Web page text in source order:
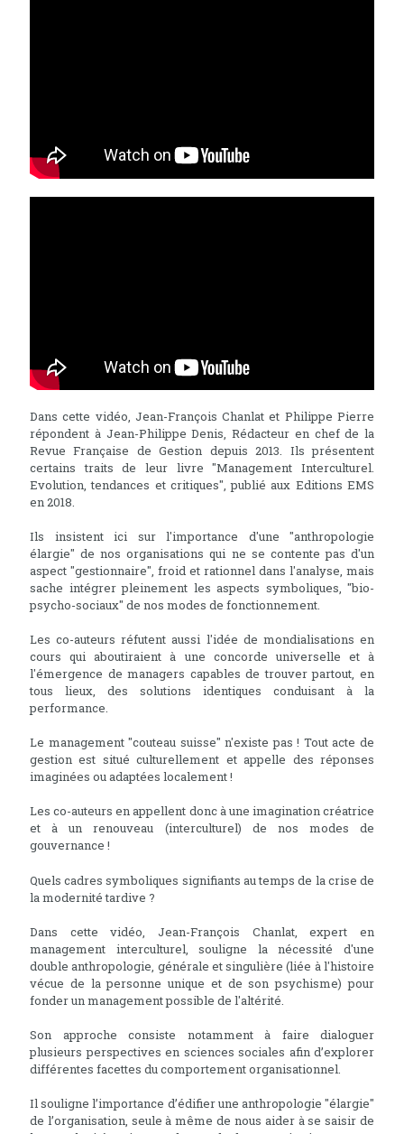
Dans cette vidéo, Jean-François Chanlat et Philippe Pierre
répondent à Jean-Philippe Denis, Rédacteur en chef de la
Revue Française de Gestion depuis 2013. Ils présentent
certains traits de leur livre "Management Interculturel.
Evolution, tendances et critiques", publié aux Editions EMS
en 2018.
Ils insistent ici sur l'importance d'une "anthropologie
élargie" de nos organisations qui ne se contente pas d'un
aspect "gestionnaire", froid et rationnel dans l'analyse, mais
sache intégrer pleinement les aspects symboliques, "bio-
psycho-sociaux" de nos modes de fonctionnement.
Les co-auteurs réfutent aussi l'idée de mondialisations en
cours qui aboutiraient à une concorde universelle et à
l'émergence de managers capables de trouver partout, en
tous lieux, des solutions identiques conduisant à la
performance.
Le management "couteau suisse" n'existe pas ! Tout acte de
gestion est situé culturellement et appelle des réponses
imaginées ou adaptées localement !
Les co-auteurs en appellent donc à une imagination créatrice
et à un renouveau (interculturel) de nos modes de
gouvernance !
Quels cadres symboliques signifiants au temps de la crise de
la modernité tardive ?
Dans cette vidéo, Jean-François Chanlat, expert en
management interculturel, souligne la nécessité d'une
double anthropologie, générale et singulière (liée à l'histoire
vécue de la personne unique et de son psychisme) pour
fonder un management possible de l'altérité.
Son approche consiste notamment à faire dialoguer
plusieurs perspectives en sciences sociales afin d’explorer
différentes facettes du comportement organisationnel.
Il souligne l’importance d’édifier une anthropologie "élargie"
de l’organisation, seule à même de nous aider à se saisir de